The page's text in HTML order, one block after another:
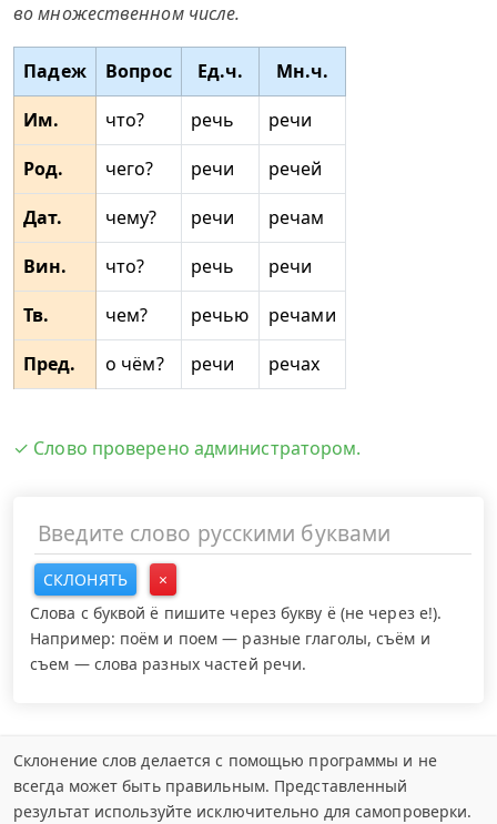
во множественном числе.
Падеж Вопрос Ед.ч.
Мн.ч.
Им.
что? речь
речи
Род.
чего? речи
речей
Дат.
чему? речи
речам
Вин.
что? речь
речи
Тв.
чем? речью
речами
Пред.
о чём? речи речах
✓ Слово проверено администратором.
СКЛОНЯТЬ
×
Слова с буквой ё пишите через букву ё (не через е!).
Например: поём и поем — разные глаголы, съём и
съем — слова разных частей речи.
Склонение слов делается с помощью программы и не
всегда может быть правильным. Представленный
результат используйте исключительно для самопроверки.